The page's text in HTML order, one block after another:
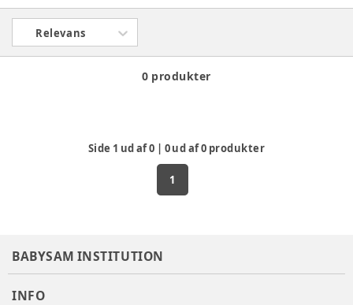
Relevans
0 produkter
Side 1 ud af0 0ud af0 produkter
1
BABYSAM INSTITUTION
INFO